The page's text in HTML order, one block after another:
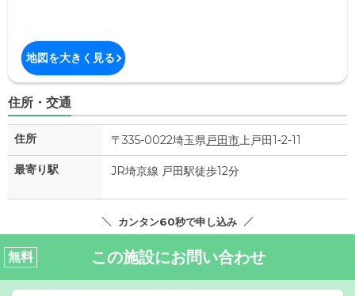
地図を大きく見る
住所・交通
住所 〒335-0022埼玉県戸田市上戸田1-2-11
最寄り駅 JR埼京線 戸田駅徒歩12分
カンタン60秒で申し込み
無料 この施設にお問い合わせ